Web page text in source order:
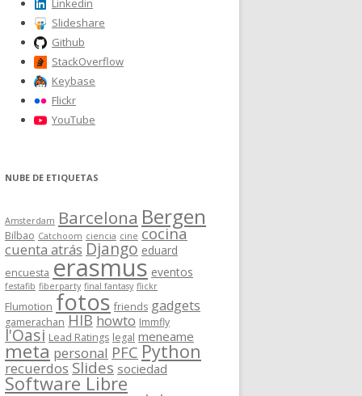
Linkedin
Slideshare
Github
StackOverflow
Keybase
Flickr
YouTube
NUBE DE ETIQUETAS
Amsterdam Barcelona Bergen
Bilbao Catchoom ciencia cine cocina
cuenta atrás Django eduard
encuesta erasmus eventos
festafib fiberparty final fantasy flickr
Flumotion fotos friends gadgets
gamerachan HIB howto Immfly
l'Oasi Lead Ratings legal meneame
meta personal PFC Python
recuerdos Slides sociedad
Software Libre